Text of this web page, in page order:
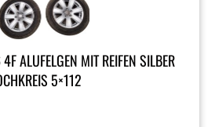
ALUFELGEN MIT REIFEN SILBER
5×112